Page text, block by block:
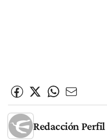
Redacción Perfil